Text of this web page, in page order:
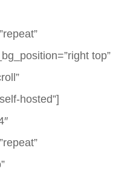
top”
hosted”]